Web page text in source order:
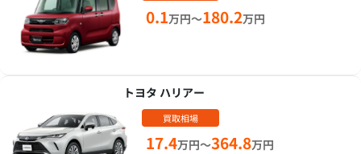
0.1万円～180.2万円
トヨタ ハリアー
買取相場
17.4万円～364.8万円